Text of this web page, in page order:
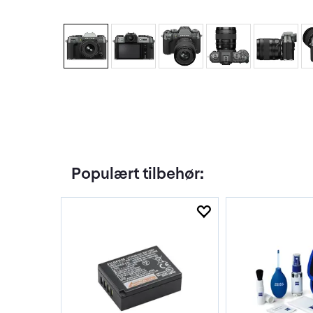
Populært tilbehør: